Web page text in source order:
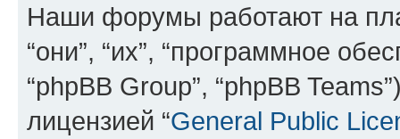
Наши форумы работают на
“они”, “их”, “программное
“phpBB Group”, “phpBB
лицензией “General Public